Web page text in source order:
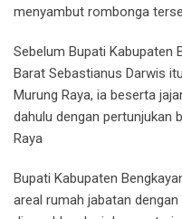
menyambut rombonga
Sebelum Bupati Kabupaten
Barat Sebastianus Darwis
Murung Raya, ia beserta
dahulu dengan pertunjukan
Raya
Bupati Kabupaten
areal rumah jabatan